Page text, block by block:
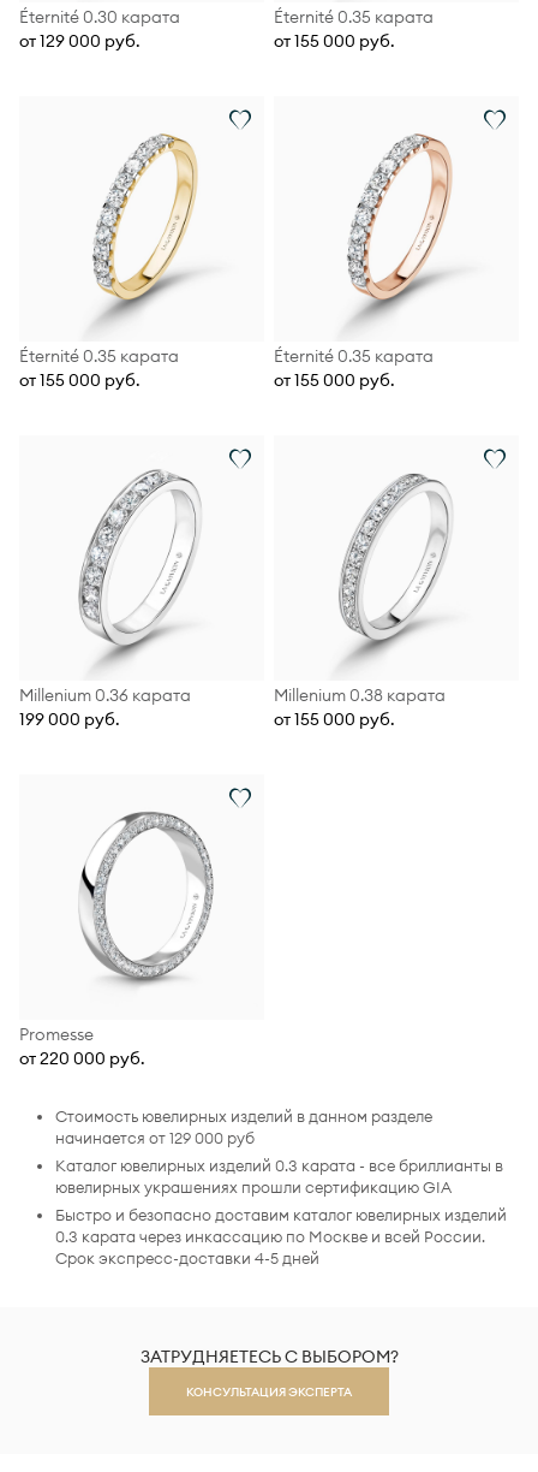
Éternité 0.30 карата
от 129 000 руб.
Éternité 0.35 карата
от 155 000 руб.
Éternité 0.35 карата
от 155 000 руб.
Éternité 0.35 карата
от 155 000 руб.
Millenium 0.36 карата
199 000 руб.
Millenium 0.38 карата
от 155 000 руб.
Promesse
от 220 000 руб.
Стоимость ювелирных изделий в данном разделе
начинается от 129 000 руб
Каталог ювелирных изделий 0.3 карата - все бриллианты в
ювелирных украшениях прошли сертификацию GIA
Быстро и безопасно доставим каталог ювелирных изделий
0.3 карата через инкассацию по Москве и всей России.
Срок экспресс-доставки 4-5 дней
ЗАТРУДНЯЕТЕСЬ С ВЫБОРОМ?
КОНСУЛЬТАЦИЯ ЭКСПЕРТА